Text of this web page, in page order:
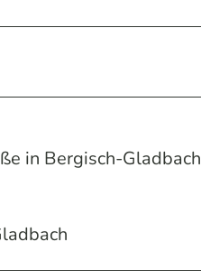
in Bergisch-Gladbach